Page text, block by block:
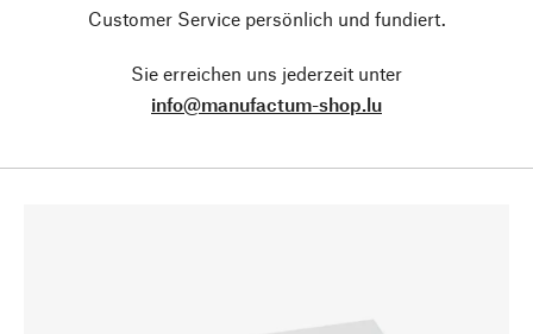
Customer Service persönlich und fundiert.
Sie erreichen uns jederzeit unter
info@manufactum-shop.lu